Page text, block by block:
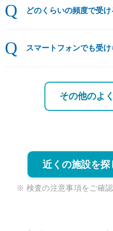
Q どのくらいの頻度で受
Q スマートフォンでも受け
その他のよ
近くの施設を探
※ 検査の注意事項をご確